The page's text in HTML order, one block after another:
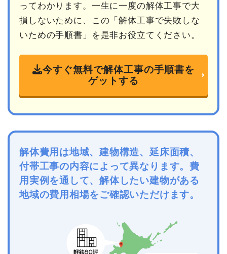
ってわかります。一生に一度の解体工事で大
損しないために、この「解体工事で失敗しな
いための手順書」を是非お役立てください。
今すぐ無料で解体工事の手順書を
ゲットする
解体費用は地域、建物構造、延床面積、
付帯工事の内容によって異なります。費
用実例を通して、解体したい建物がある
地域の費用相場をご確認いただけます。